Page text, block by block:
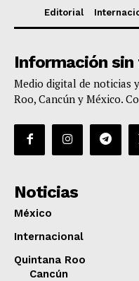
Editorial
Información
Medio digital de noticias
Roo, Cancún y México.
Noticias
México
Internacional
Quintana Roo
Cancún